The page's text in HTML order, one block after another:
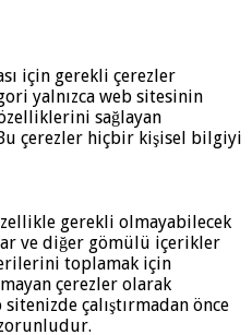
için gerekli çerezler
yalnızca web sitesinin
sağlayan
çerezler hiçbir kişisel bilgiyi
gerekli olmayabilecek
ve diğer gömülü içerikler
toplamak için
çerezler olarak
çalıştırmadan önce
zorunludur.